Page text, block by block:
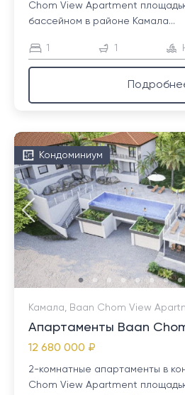
Chom View Apartment
бассейном в районе Камала...
1 1
Кондоминиум
Камала, Baan Chom View
Апартаменты Baan
12 680 000 ₽
2-комнатные апартаменты в
Chom View Apartment